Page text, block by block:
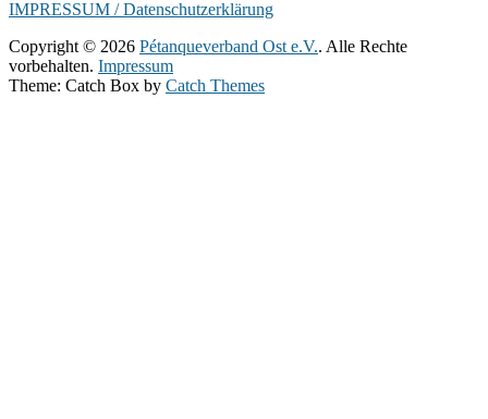
IMPRESSUM / Datenschutzerklärung
Copyright © 2026 Pétanqueverband Ost e.V.. Alle Rechte
vorbehalten. Impressum
Theme: Catch Box by Catch Themes